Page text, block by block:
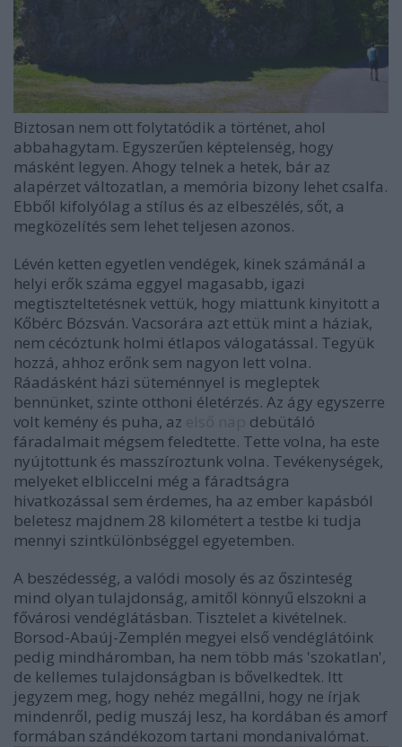
Biztosan nem ott folytatódik a történet, ahol
abbahagytam. Egyszerűen képtelenség, hogy
másként legyen. Ahogy telnek a hetek, bár az
alapérzet változatlan, a memória bizony lehet csalfa.
Ebből kifolyólag a stílus és az elbeszélés, sőt, a
megközelítés sem lehet teljesen azonos.
Lévén ketten egyetlen vendégek, kinek számánál a
helyi erők száma eggyel magasabb, igazi
megtiszteltetésnek vettük, hogy miattunk kinyitott a
Kőbérc Bózsván. Vacsorára azt ettük mint a háziak,
nem cécóztunk holmi étlapos válogatással. Tegyük
hozzá, ahhoz erőnk sem nagyon lett volna.
Ráadásként házi süteménnyel is megleptek
bennünket, szinte otthoni életérzés. Az ágy egyszerre
volt kemény és puha, az
debütáló
fáradalmait mégsem feledtette. Tette volna, ha este
nyújtottunk és masszíroztunk volna. Tevékenységek,
melyeket elbliccelni még a fáradtságra
hivatkozással sem érdemes, ha az ember kapásból
beletesz majdnem 28 kilométert a testbe ki tudja
mennyi szintkülönbséggel egyetemben.
A beszédesség, a valódi mosoly és az őszinteség
mind olyan tulajdonság, amitől könnyű elszokni a
fővárosi vendéglátásban. Tisztelet a kivételnek.
Borsod-Abaúj-Zemplén megyei első vendéglátóink
pedig mindháromban, ha nem több más 'szokatlan',
de kellemes tulajdonságban is bővelkedtek. Itt
jegyzem meg, hogy nehéz megállni, hogy ne írjak
mindenről, pedig muszáj lesz, ha kordában és amorf
formában szándékozom tartani mondanivalómat.